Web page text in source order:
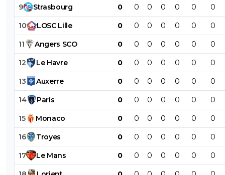
9 Strasbourg 0 0 0 0 0 0 0
10 LOSC Lille 0 0 0 0 0 0 0
11 Angers SCO 0 0 0 0 0 0 0
12 Le Havre 0 0 0 0 0 0 0
13 Auxerre 0 0 0 0 0 0 0
14 Paris 0 0 0 0 0 0 0
15 Monaco 0 0 0 0 0 0 0
16 Troyes 0 0 0 0 0 0 0
17 Le Mans 0 0 0 0 0 0 0